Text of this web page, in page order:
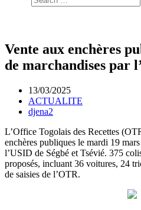
Vente aux enchères
de marchandises par
13/03/2025
ACTUALITE
djena2
L’Office Togolais des Recettes
enchères publiques le mardi 19
l’USID de Ségbé et Tsévié. 375
proposés, incluant 36 voitures, 24
de saisies de l’OTR.